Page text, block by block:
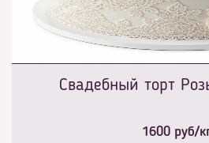
Свадебный торт
1600 руб/